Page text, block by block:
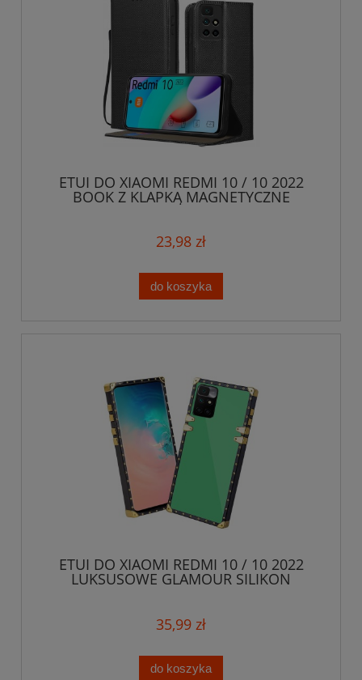
ETUI DO XIAOMI REDMI 10 / 10 2022
BOOK Z KLAPKĄ MAGNETYCZNE
PORTFEL + SZKŁO
23,98 zł
do koszyka
ETUI DO XIAOMI REDMI 10 / 10 2022
LUKSUSOWE GLAMOUR SILIKON
35,99 zł
do koszyka